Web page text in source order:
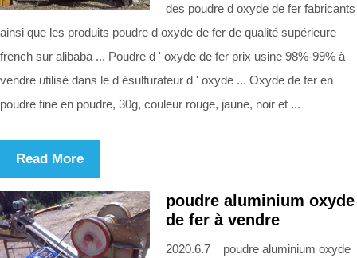
des poudre d oxyde de fer fabricants
ainsi que les produits poudre d oxyde de fer de qualité supérieure
french sur alibaba ... Poudre d ' oxyde de fer prix usine 98%-99% à
vendre utilisé dans le d ésulfurateur d ' oxyde ... Oxyde de fer en
poudre fine en poudre, 30g, couleur rouge, jaune, noir et ...
Read More
poudre aluminium oxyde
de fer à vendre
2020.6.7 poudre aluminium oxyde